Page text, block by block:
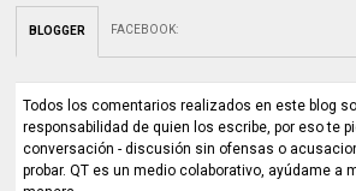
BLOGGER FACEBOOK:
Todos los comentarios realizados en este blog
responsabilidad de quien los escribe, por eso te
conversación - discusión sin ofensas o
probar. QT es un medio colaborativo, ayúdame a